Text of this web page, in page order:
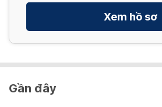
Xem hồ sơ
Gần đây